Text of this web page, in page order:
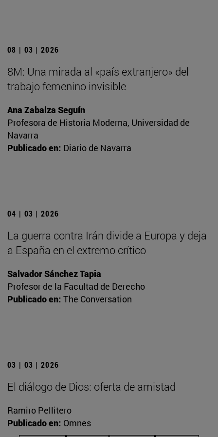
08 | 03 | 2026
8M: Una mirada al «país extranjero» del
trabajo femenino invisible
Ana Zabalza Seguín
Profesora de Historia Moderna, Universidad de
Navarra
Publicado en: Diario de Navarra
04 | 03 | 2026
La guerra contra Irán divide a Europa y deja
a España en el extremo crítico
Salvador Sánchez Tapia
Profesor de la Facultad de Derecho
Publicado en: The Conversation
03 | 03 | 2026
El diálogo de Dios: oferta de amistad
Ramiro Pellitero
Publicado en: Omnes